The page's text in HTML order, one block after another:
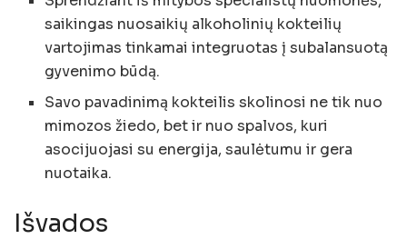
saikingas nuosaikių alkoholinių kokteilių
vartojimas tinkamai integruotas į subalansuotą
gyvenimo būdą.
Savo pavadinimą kokteilis skolinosi ne tik nuo
mimozos žiedo, bet ir nuo spalvos, kuri
asocijuojasi su energija, saulėtumu ir gera
nuotaika.
Išvados